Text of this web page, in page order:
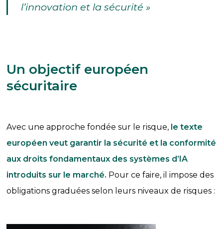
l’innovation et la sécurité »
Un objectif européen
sécuritaire
Avec une approche fondée sur le risque, le texte
européen veut garantir la sécurité et la conformité
aux droits fondamentaux des systèmes d’IA
introduits sur le marché. Pour ce faire, il impose des
obligations graduées selon leurs niveaux de risques :